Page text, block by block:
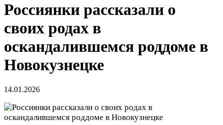
Россиянки рассказали о
своих родах в
оскандалившемся роддоме в
Новокузнецке
14.01.2026